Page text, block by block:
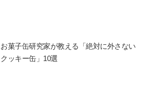
お菓子缶研究家が教える「絶対に外さない
クッキー缶」10選